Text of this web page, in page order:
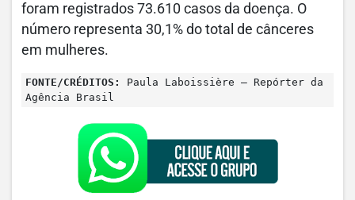
foram registrados 73.610 casos da doença. O
número representa 30,1% do total de cânceres
em mulheres.
FONTE/CRÉDITOS:
Paula Laboissière – Repórter da
Agência Brasil